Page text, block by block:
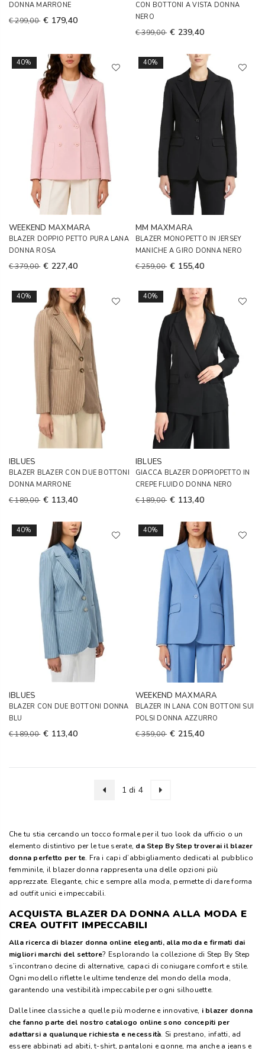
DONNA MARRONE
€ 299,00 € 179,40
CON BOTTONI A VISTA DONNA
NERO
€ 399,00 € 239,40
40%
WEEKEND MAXMARA
BLAZER DOPPIO PETTO PURA LANA
DONNA ROSA
€ 379,00 € 227,40
40%
MM MAXMARA
BLAZER MONOPETTO IN JERSEY
MANICHE A GIRO DONNA NERO
€ 259,00 € 155,40
40%
IBLUES
BLAZER BLAZER CON DUE BOTTONI
DONNA MARRONE
€ 189,00 € 113,40
40%
IBLUES
GIACCA BLAZER DOPPIOPETTO IN
CREPE FLUIDO DONNA NERO
€ 189,00 € 113,40
40%
IBLUES
BLAZER CON DUE BOTTONI DONNA
BLU
€ 189,00 € 113,40
40%
WEEKEND MAXMARA
BLAZER IN LANA CON BOTTONI SUI
POLSI DONNA AZZURRO
€ 359,00 € 215,40
1 di 4
Che tu stia cercando un tocco formale per il tuo look da ufficio o un
elemento distintivo per le tue serate, da Step By Step troverai il blazer
donna perfetto per te. Fra i capi d’abbigliamento dedicati al pubblico
femminile, il blazer donna rappresenta una delle opzioni più
apprezzate. Elegante, chic e sempre alla moda, permette di dare forma
ad outfit unici e impeccabili.
ACQUISTA BLAZER DA DONNA ALLA MODA E
CREA OUTFIT IMPECCABILI
Alla ricerca di blazer donna online eleganti, alla moda e firmati dai
migliori marchi del settore? Esplorando la collezione di Step By Step
s’incontrano decine di alternative, capaci di coniugare comfort e stile.
Ogni modello riflette le ultime tendenze del mondo della moda,
garantendo una vestibilità impeccabile per ogni silhouette.
Dalle linee classiche a quelle più moderne e innovative, i blazer donna
che fanno parte del nostro catalogo online sono concepiti per
adattarsi a qualunque richiesta e necessità. Si prestano, infatti, ad
essere abbinati ad abiti, t-shirt, pantaloni e gonne, ma anche a jeans e